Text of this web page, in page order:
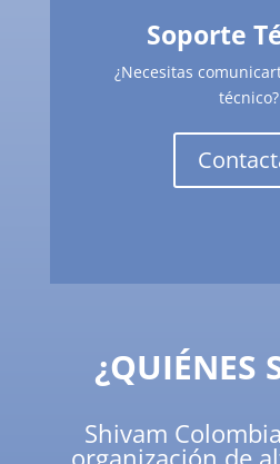
Soporte
¿Necesitas
técnico?
¿QUIÉNES
Shivam
organización de